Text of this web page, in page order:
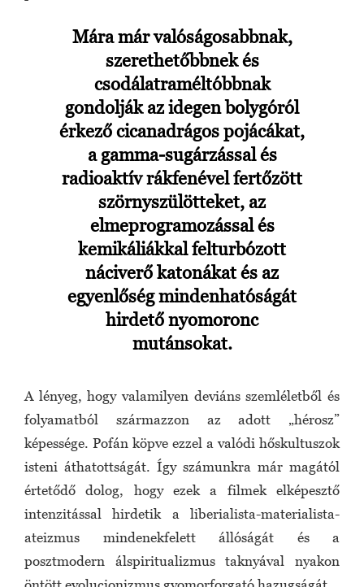
Mára már valóságosabbnak,
szerethetőbbnek és
csodálatraméltóbbnak
gondolják az idegen bolygóról
érkező cicanadrágos pojácákat,
a gamma-sugárzással és
radioaktív rákfenével fertőzött
szörnyszülötteket, az
elmeprogramozással és
kemikáliákkal felturbózott
náciverő katonákat és az
egyenlőség mindenhatóságát
hirdető nyomoronc
mutánsokat.
A lényeg, hogy valamilyen deviáns szemléletből és
folyamatból származzon az adott „hérosz”
képessége. Pofán köpve ezzel a valódi hőskultuszok
isteni áthatottságát. Így számunkra már magától
értetődő dolog, hogy ezek a filmek elképesztő
intenzitással hirdetik a liberialista-materialista-
ateizmus mindenekfelett állóságát és a
posztmodern álspiritualizmus taknyával nyakon